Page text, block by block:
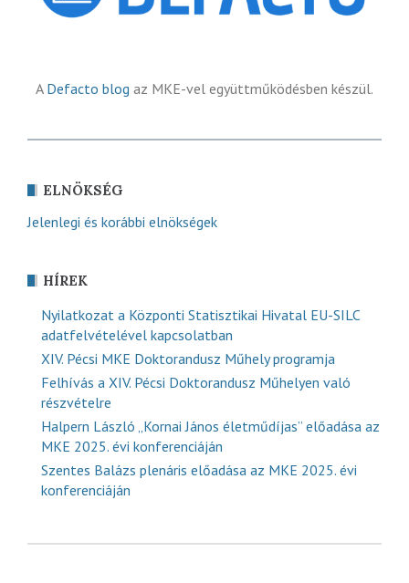
A Defacto blog az MKE-vel együttműködésben készül.
ELNÖKSÉG
Jelenlegi és korábbi elnökségek
HÍREK
Nyilatkozat a Központi Statisztikai Hivatal EU-SILC
adatfelvételével kapcsolatban
XIV. Pécsi MKE Doktorandusz Műhely programja
Felhívás a XIV. Pécsi Doktorandusz Műhelyen való
részvételre
Halpern László „Kornai János életműdíjas” előadása az
MKE 2025. évi konferenciáján
Szentes Balázs plenáris előadása az MKE 2025. évi
konferenciáján